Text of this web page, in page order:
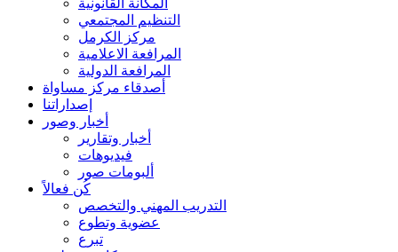
المكانة القانونية
التنظيم المجتمعي
مركز الكرمل
المرافعة الاعلامية
المرافعة الدولية
أصدقاء مركز مساواة
إصداراتنا
أخبار وصور
أخبار وتقارير
فيديوهات
ألبومات صور
كُن فعالاً
التدريب المهني والتخصص
عضوية وتطوع
تبرع